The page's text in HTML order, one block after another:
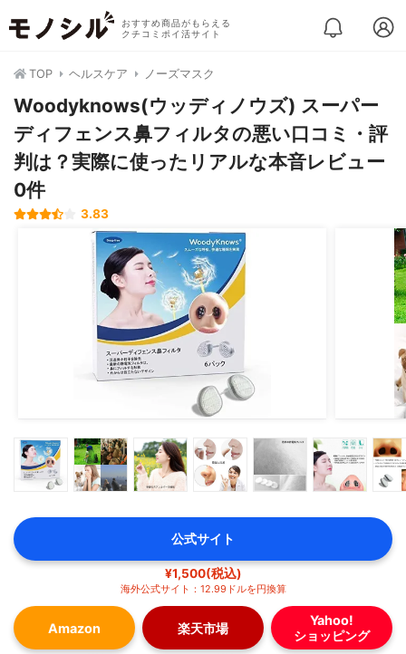
おすすめ商品がもらえる
クチコミポイ活サイト
TOP ヘルスケア ノーズマスク
Woodyknows(ウッディノウズ) スーパー
ディフェンス鼻フィルタの悪い口コミ・評
判は？実際に使ったリアルな本音レビュー
0件
3.83
公式サイト
¥1,500(税込)
海外公式サイト：12.99ドルを円換算
Amazon 楽天市場
Yahoo!
ショッピング